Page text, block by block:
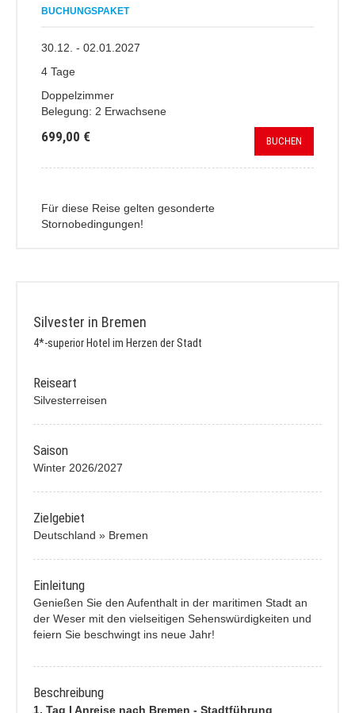
BUCHUNGSPAKET
30.12. - 02.01.2027
4 Tage
Doppelzimmer
Belegung: 2 Erwachsene
699,00 € BUCHEN
Für diese Reise gelten gesonderte
Stornobedingungen!
Silvester in Bremen
4*-superior Hotel im Herzen der Stadt
Reiseart
Silvesterreisen
Saison
Winter 2026/2027
Zielgebiet
Deutschland » Bremen
Einleitung
Genießen Sie den Aufenthalt in der maritimen Stadt an
der Weser mit den vielseitigen Sehenswürdigkeiten und
feiern Sie beschwingt ins neue Jahr!
Beschreibung
1. Tag I Anreise nach Bremen - Stadtführung